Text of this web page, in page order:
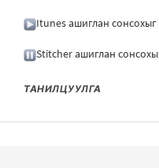
Itunes ашиглан сонсохыг
Stitcher ашиглан
ТАНИЛЦУУЛГА